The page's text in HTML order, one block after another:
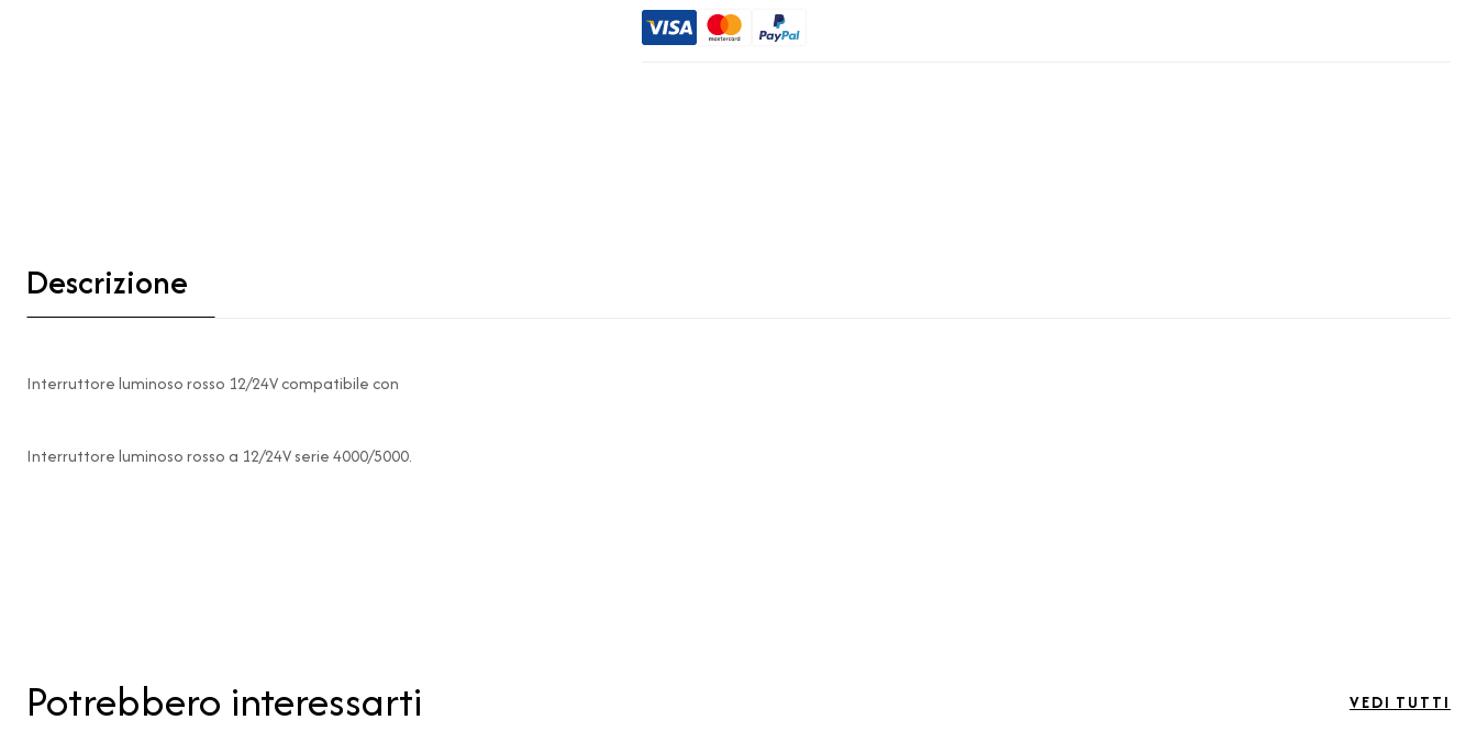
Descrizione
Interruttore luminoso rosso 12/24V compatibile con
Interruttore luminoso rosso a 12/24V serie 4000/5000.
Potrebbero interessarti VEDI TUTTI